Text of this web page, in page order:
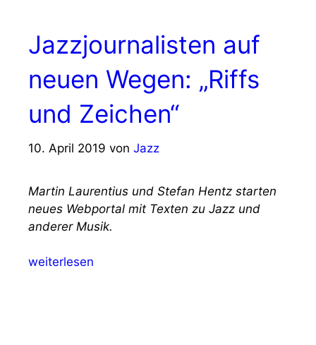
Jazzjournalisten auf
neuen Wegen: „Riffs
und Zeichen“
10. April 2019 von Jazz
Martin Laurentius und Stefan Hentz starten
neues Webportal mit Texten zu Jazz und
anderer Musik.
weiterlesen